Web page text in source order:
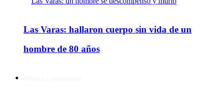
Las Varas: hallaron cuerpo sin vida de un
hombre de 80 años